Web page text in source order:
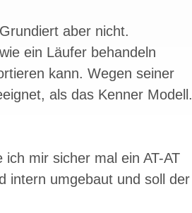
aber nicht.
ein Läufer behandeln
kann. Wegen seiner
als das Kenner Modell.
mir sicher mal ein AT-AT
intern umgebaut und soll der